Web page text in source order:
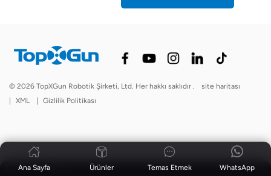
Haberler | Blog
© 2026 TopXGun Robotik Şirketi, Ltd. Her hakkı saklıdır .
site haritası
|
XML | Gizlilik Politikası
Ana Sayfa Ürünler WhatsApp
Temas Etmek